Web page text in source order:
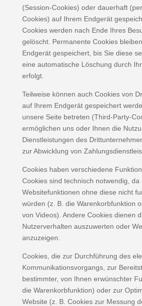
(Session-Cookies) oder dauerhaft
Cookies) auf Ihrem Endgerät
Cookies werden nach Ende Ihres
gelöscht. Permanente Cookies
Endgerät gespeichert, bis Sie diese
eine automatische Löschung durch
erfolgt.
Teilweise können auch Cookies von
auf Ihrem Endgerät gespeichert
unsere Seite betreten (Third-Party-
ermöglichen uns oder Ihnen die
Dienstleistungen des
zur Abwicklung von
Cookies haben verschiedene
Cookies sind technisch notwendig, da
Websitefunktionen ohne diese nicht
würden (z. B. die Warenkorbfunktion
von Videos). Andere Cookies dienen
Nutzerverhalten auszuwerten oder
anzuzeigen.
Cookies, die zur Durchführung des
Kommunikationsvorgangs, zur
bestimmter, von Ihnen erwünschter
die Warenkorbfunktion) oder zur
Website (z. B. Cookies zur Messung